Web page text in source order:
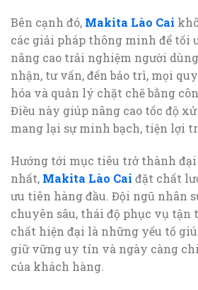
Bên cạnh đó, Makita Lào Cai
các giải pháp thông minh để tối
nâng cao trải nghiệm người
nhận, tư vấn, đến bảo trì, mọi
hóa và quản lý chặt chẽ bằng
Điều này giúp nâng cao tốc độ
mang lại sự minh bạch, tiện lợi
Hướng tới mục tiêu trở thành
nhất, Makita Lào Cai đặt chất
ưu tiên hàng đầu. Đội ngũ nhân
chuyên sâu, thái độ phục vụ tận
chất hiện đại là những yếu tố
giữ vững uy tín và ngày càng
của khách hàng.